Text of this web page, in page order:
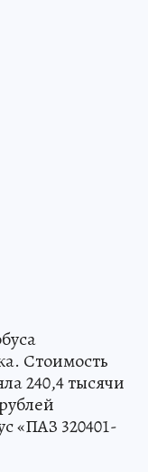
Стоимость
240,4 тысячи
«ПАЗ 320401-